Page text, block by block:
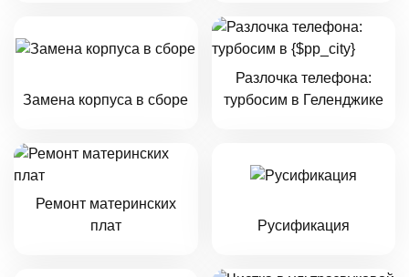
Замена корпуса в сборе
Разлочка телефона:
турбосим в Геленджике
Ремонт материнских
плат
Русификация